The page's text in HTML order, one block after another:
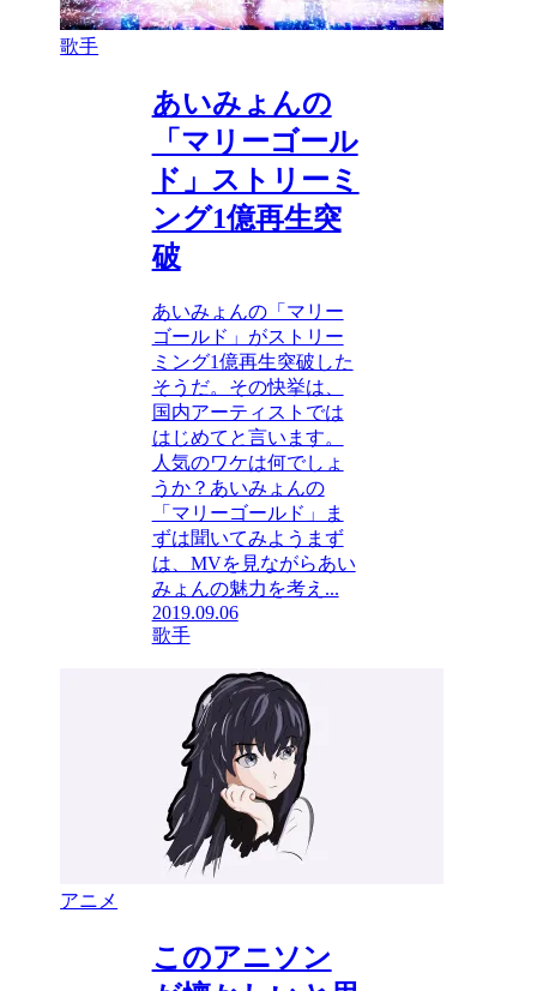
歌手
あいみょんの
「マリーゴール
ド」ストリーミ
ング1億再生突
破
あいみょんの「マリー
ゴールド」がストリー
ミング1億再生突破した
そうだ。その快挙は、
国内アーティストでは
はじめてと言います。
人気のワケは何でしょ
うか？あいみょんの
「マリーゴールド」ま
ずは聞いてみようまず
は、MVを見ながらあい
みょんの魅力を考え...
2019.09.06
歌手
アニメ
このアニソン